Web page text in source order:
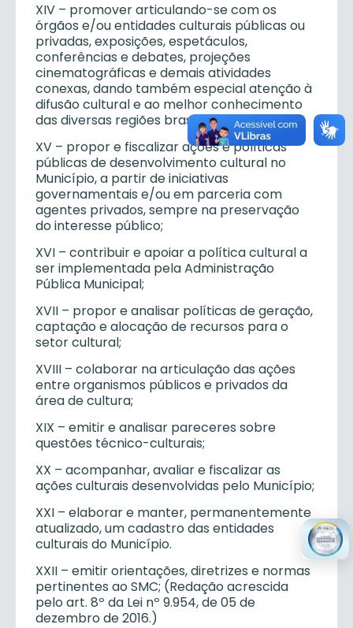
XIV – promover articulando-se com os
órgãos e/ou entidades culturais públicas ou
privadas, exposições, espetáculos,
conferências e debates, projeções
cinematográficas e demais atividades
conexas, dando também especial atenção à
difusão cultural e ao melhor conhecimento
das diversas regiões brasileiras;
XV – propor e fiscalizar ações e políticas
públicas de desenvolvimento cultural no
Município, a partir de iniciativas
governamentais e/ou em parceria com
agentes privados, sempre na preservação
do interesse público;
XVI – contribuir e apoiar a política cultural a
ser implementada pela Administração
Pública Municipal;
XVII – propor e analisar políticas de geração,
captação e alocação de recursos para o
setor cultural;
XVIII – colaborar na articulação das ações
entre organismos públicos e privados da
área de cultura;
XIX – emitir e analisar pareceres sobre
questões técnico-culturais;
XX – acompanhar, avaliar e fiscalizar as
ações culturais desenvolvidas pelo Município;
XXI – elaborar e manter, permanentemente
atualizado, um cadastro das entidades
culturais do Município.
XXII – emitir orientações, diretrizes e normas
pertinentes ao SMC; (Redação acrescida
pelo art. 8º da Lei nº 9.954, de 05 de
dezembro de 2016.)